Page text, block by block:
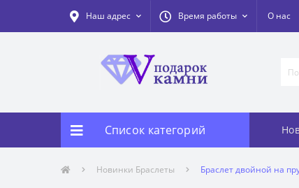
Наш адрес Время работы О нас
Список категорий
Новинки Браслеты Браслет двойной на